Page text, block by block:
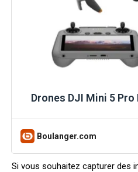
Drones DJI Mini 5 Pro
Boulanger.com
Si vous souhaitez capturer des